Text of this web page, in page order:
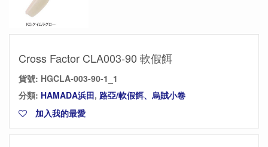
Cross Factor CLA003-90 軟假餌
貨號: HGCLA-003-90-1_1
分類: HAMADA浜田, 路亞/軟假餌、烏賊小卷
加入我的最愛